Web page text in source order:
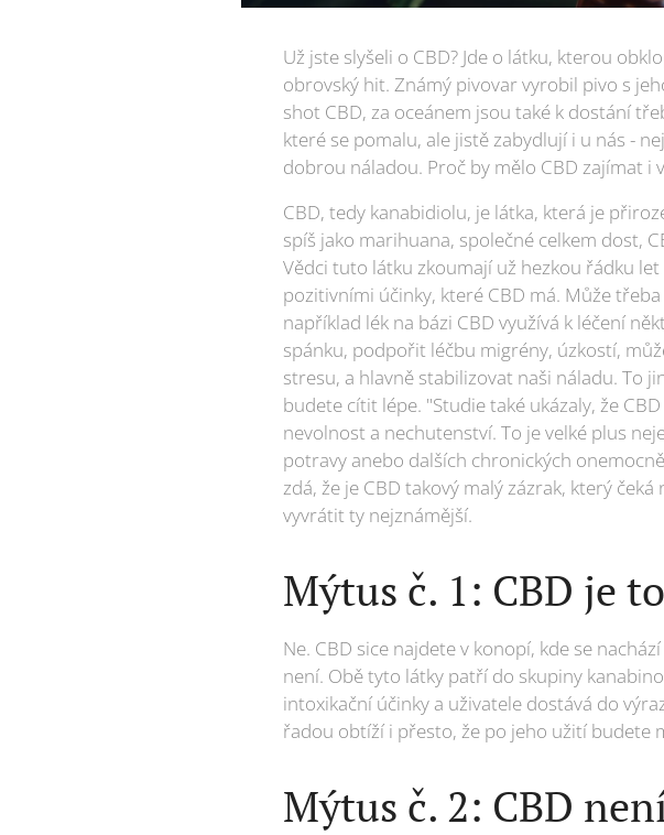
Už jste slyšeli o CBD? Jde o látku, kterou
obrovský hit. Známý pivovar vyrobil pivo s
shot CBD, za oceánem jsou také k dostání
které se pomalu, ale jistě zabydlují i u nás -
dobrou náladou. Proč by mělo CBD zajímat i
CBD, tedy kanabidiolu, je látka, která je
spíš jako marihuana, společné celkem dost,
Vědci tuto látku zkoumají už hezkou řádku
pozitivními účinky, které CBD má. Může
například lék na bázi CBD využívá k léčení
spánku, podpořit léčbu migrény, úzkostí,
stresu, a hlavně stabilizovat naši náladu. To
budete cítit lépe. "Studie také ukázaly, že
nevolnost a nechutenství. To je velké plus
potravy anebo dalších chronických
zdá, že je CBD takový malý zázrak, který
vyvrátit ty nejznámější.
Mýtus č. 1: CBD je
Ne. CBD sice najdete v konopí, kde se
není. Obě tyto látky patří do skupiny
intoxikační účinky a uživatele dostává do
řadou obtíží i přesto, že po jeho užití budete
Mýtus č. 2: CBD